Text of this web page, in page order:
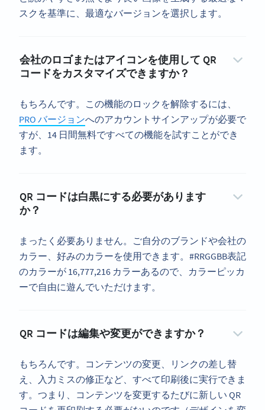
スクを基準に、最適なバージョンを選択します。
会社のロゴまたはアイコンを使用して QR
コードをカスタマイズできますか？
もちろんです。この機能のロックを解除するには、
PRO バージョンへのアカウントサインアップが必要で
すが、14 日間無料ですべての機能を試すことができ
ます。
QR コードは白黒にする必要があります
か？
まったく必要ありません。ご自分のブランドや会社の
カラー、好みのカラーを使用できます。#RRGGBB表記
のカラーが 16,777,216 カラーあるので、カラーピッカ
ーで自由に遊んでいただけます。
QR コードは編集や変更ができますか？
もちろんです。コンテンツの変更、リンクの差し替
え、入力ミスの修正など、すべて印刷後に実行できま
す。つまり、コンテンツを変更するたびに新しい QR